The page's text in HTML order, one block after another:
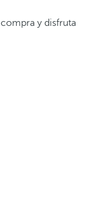
y disfruta